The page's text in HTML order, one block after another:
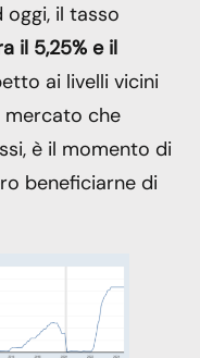
oggi, il tasso
il 5,25% e il
ai livelli vicini
mercato che
è il momento di
beneficiarne di